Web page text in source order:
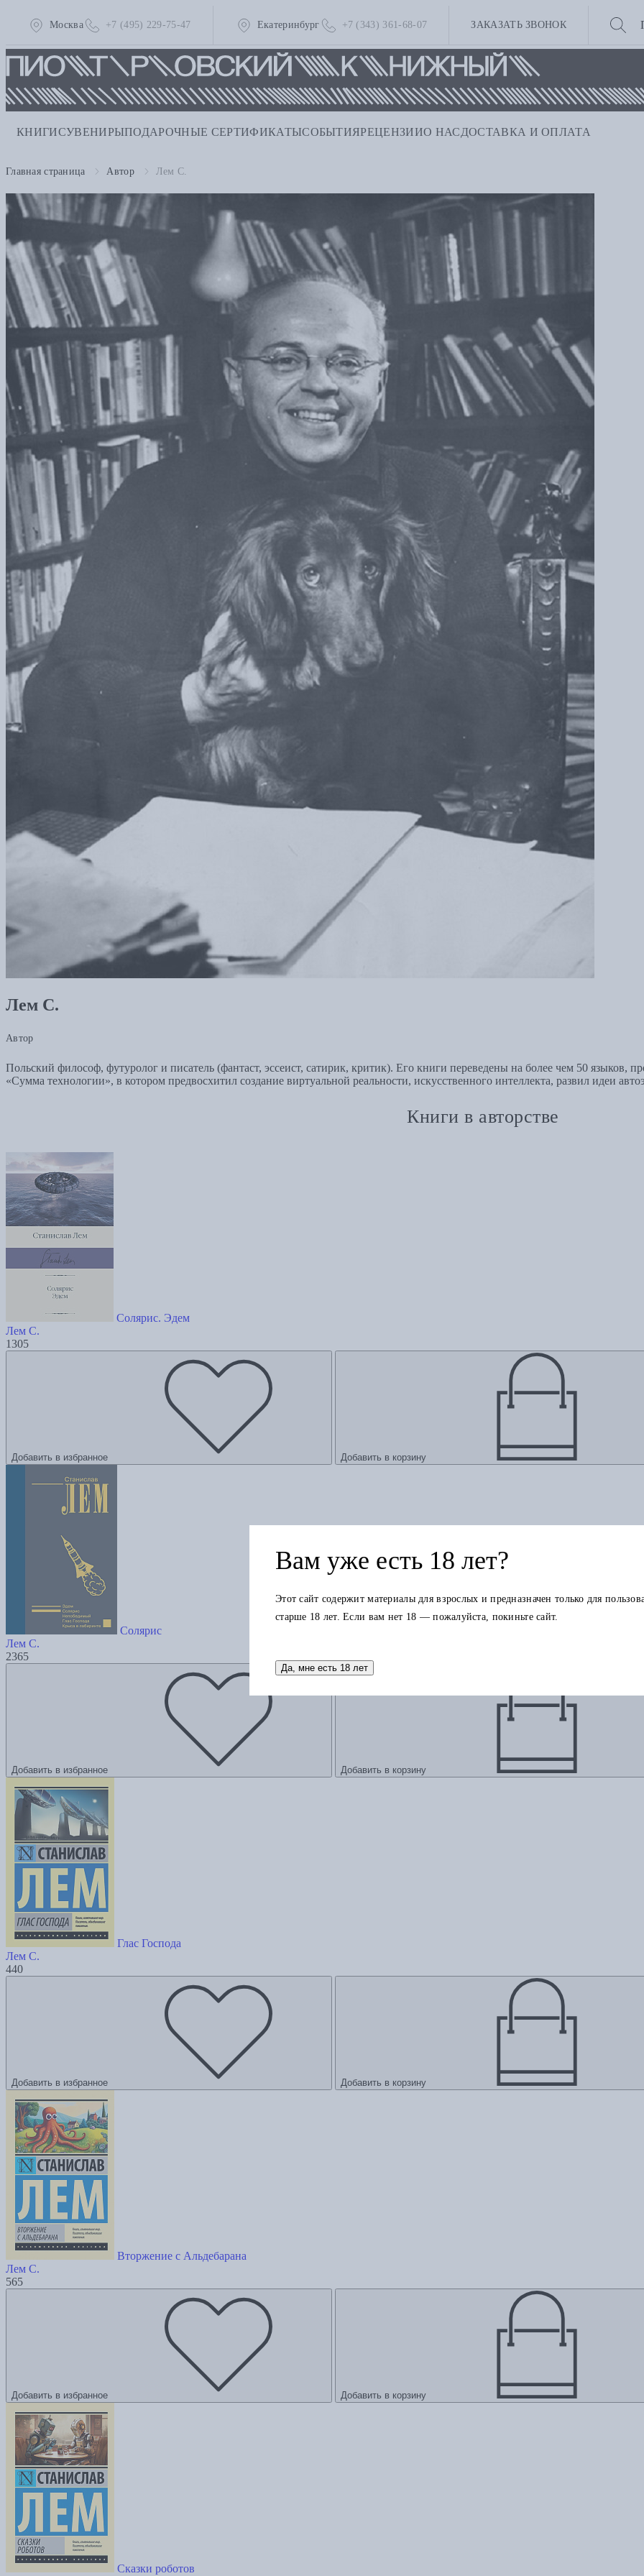
Москва +7 (495) 229-75-47 Екатеринбург +7 (343) 361-68-07 ЗАКАЗАТЬ ЗВОНОК
КНИГИСУВЕНИРЫПОДАРОЧНЫЕ СЕРТИФИКАТЫСОБЫТИЯРЕЦЕНЗИИО НАС ДОСТАВКА И ОПЛАТА
Главная страница Автор Лем С.
Лем С.
Автор
Польский философ, футуролог и писатель (фантаст, эссеист, сатирик, критик). Его книги переведены на более чем 50 языков,
«Сумма технологии», в котором предвосхитил создание виртуальной реальности, искусственного интеллекта, развил идеи
Книги в авторстве
Солярис. Эдем
Лем С.
1305
Добавить в избранное Добавить в корзину
Солярис
Лем С.
2365
Добавить в избранное Добавить в корзину
Глас Господа
Лем С.
440
Добавить в избранное Добавить в корзину
Вторжение с Альдебарана
Лем С.
565
Добавить в избранное Добавить в корзину
Сказки роботов
Вам уже есть 18 лет?
Этот сайт содержит материалы для взрослых и предназначен только для
старше 18 лет. Если вам нет 18 — пожалуйста, покиньте сайт.
Да, мне есть 18 лет